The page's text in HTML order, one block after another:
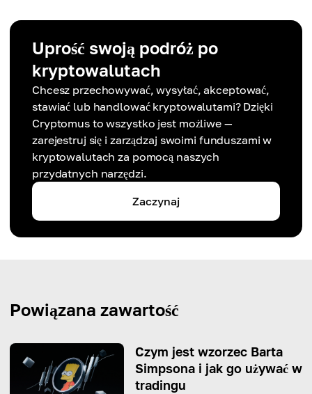
Uprość swoją podróż po
kryptowalutach
Chcesz przechowywać, wysyłać, akceptować,
stawiać lub handlować kryptowalutami? Dzięki
Cryptomus to wszystko jest możliwe —
zarejestruj się i zarządzaj swoimi funduszami w
kryptowalutach za pomocą naszych
przydatnych narzędzi.
Zaczynaj
Powiązana zawartość
Czym jest wzorzec Barta
Simpsona i jak go używać w
tradingu